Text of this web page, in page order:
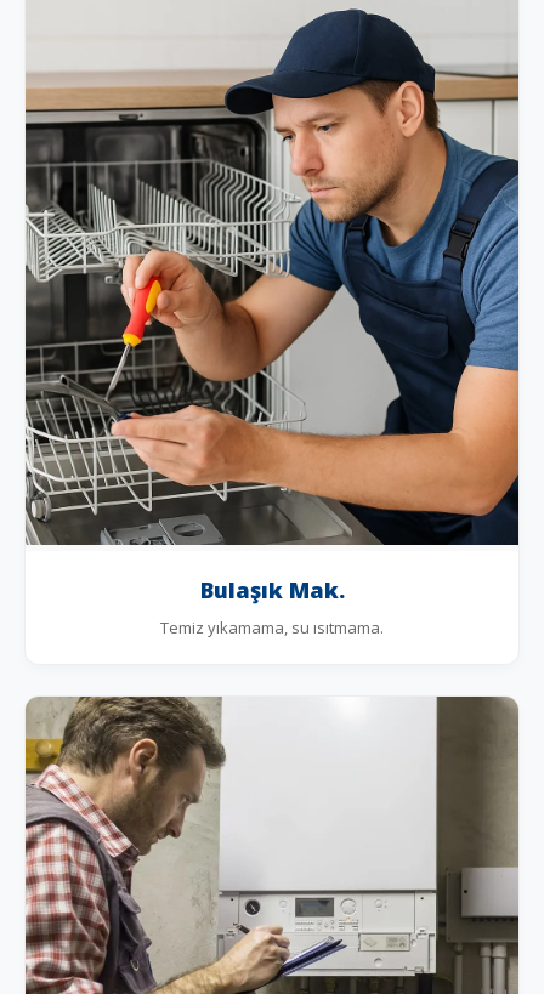
Bulaşık Mak.
Temiz yıkamama, su ısıtmama.